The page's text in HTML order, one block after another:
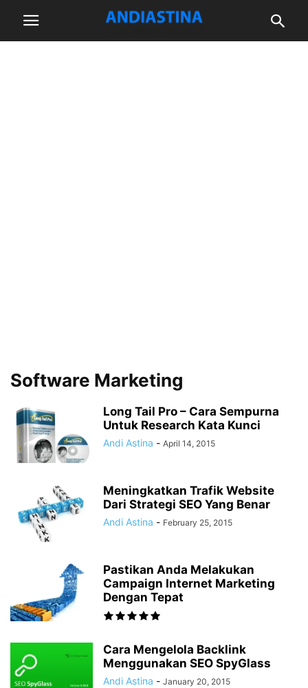
Software Marketing
Long Tail Pro – Cara Sempurna
Untuk Research Kata Kunci
Andi Astina - April 14, 2015
Meningkatkan Trafik Website
Dari Strategi SEO Yang Benar
Andi Astina - February 25, 2015
Pastikan Anda Melakukan
Campaign Internet Marketing
Dengan Tepat
Cara Mengelola Backlink
Menggunakan SEO SpyGlass
Andi Astina - January 20, 2015